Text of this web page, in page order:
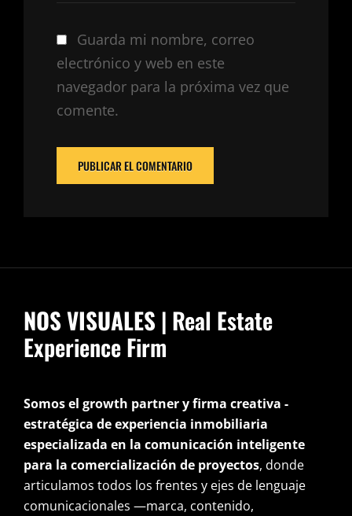
Guarda mi nombre, correo
electrónico y web en este
navegador para la próxima vez que
comente.
NOS VISUALES| Real Estate
Experience Firm
Somos el growth partner y firma creativa -
estratégica de experiencia inmobiliaria
especializada en la comunicación inteligente
para la comercialización de proyectos, donde
articulamos todos los frentes y ejes de lenguaje
comunicacionales —marca, contenido,